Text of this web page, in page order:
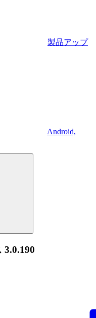
製品アップ
Android,
3.0.190